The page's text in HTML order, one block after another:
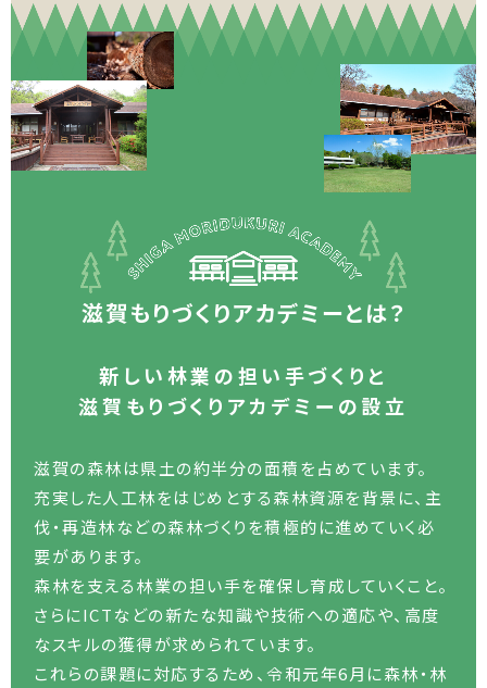
滋賀もりづくりアカデミーとは？
新しい林業の担い手づくりと
滋賀もりづくりアカデミーの設立
滋賀の森林は県土の約半分の面積を占めています。
充実した人工林をはじめとする森林資源を背景に、 主
伐・再造林などの森林づくりを積極的に進めていく必
要があります。
森林を支える林業の担い手を確保し育成していくこと。
さらにICTなどの新たな知識や技術への適応や、高度
なスキルの獲得が求められています。
これらの課題に対応するため、令和元年6月に森林・林